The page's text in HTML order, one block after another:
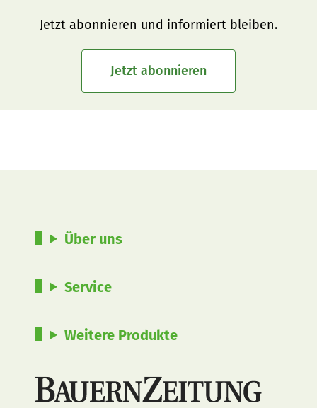
Jetzt abonnieren und informiert bleiben.
Jetzt abonnieren
Über uns
Service
Weitere Produkte